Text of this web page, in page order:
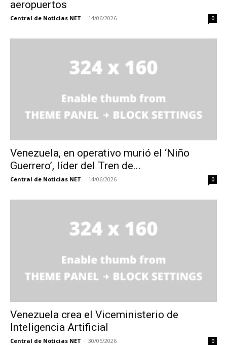
aeropuertos
Central de Noticias NET - 14/06/2026 0
Venezuela, en operativo murió el ‘Niño
Guerrero’, líder del Tren de...
Central de Noticias NET - 14/06/2026 0
Venezuela crea el Viceministerio de
Inteligencia Artificial
Central de Noticias NET - 30/05/2026 0